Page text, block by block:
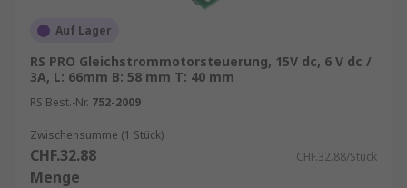
Auf Lager
RS PRO Gleichstrommotorsteuerung, 15V dc, 6 V dc /
3A, L: 66mm B: 58 mm T: 40 mm
RS Best.-Nr. 752-2009
Zwischensumme (1 Stück)
CHF.32.88 CHF.32.88/Stück
Menge